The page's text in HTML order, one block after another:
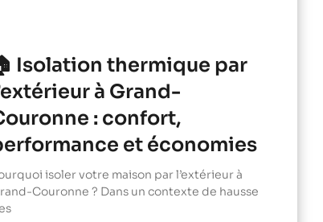
Isolation thermique par
à Grand-
: confort,
et économies
isoler votre maison par l’extérieur à
Couronne ? Dans un contexte de hausse